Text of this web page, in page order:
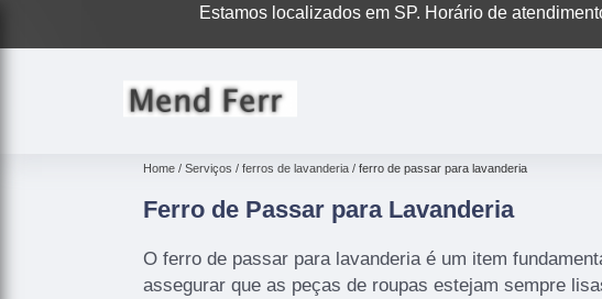
Estamos localizados em SP. Horário de
Home Serviços ferros de lavanderia ferro de passar para lavanderia
Ferro de Passar para Lavanderia
O ferro de passar para lavanderia é um item
assegurar que as peças de roupas estejam sempre